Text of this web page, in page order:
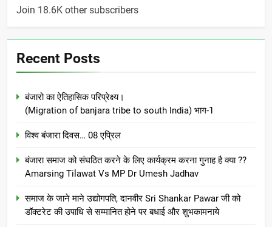
Join 18.6K other subscribers
Recent Posts
बंजारो का ऐतिहासिक परिप्रेक्ष्य।
(Migration of banjara tribe to south India) भाग-1
विश्व बंजारा दिवस… 08 एप्रिल
बंजारा समाज को संघठित करने के लिए कार्यक्रम करना गुनाह है क्या ??
Amarsing Tilawat Vs MP Dr Umesh Jadhav
समाज के जाने माने उद्योगपति, दानवीर Sri Shankar Pawar जी को
डॉक्टरेट की उपाधि से सम्मानित होने पर बधाई और शुभकामनाये